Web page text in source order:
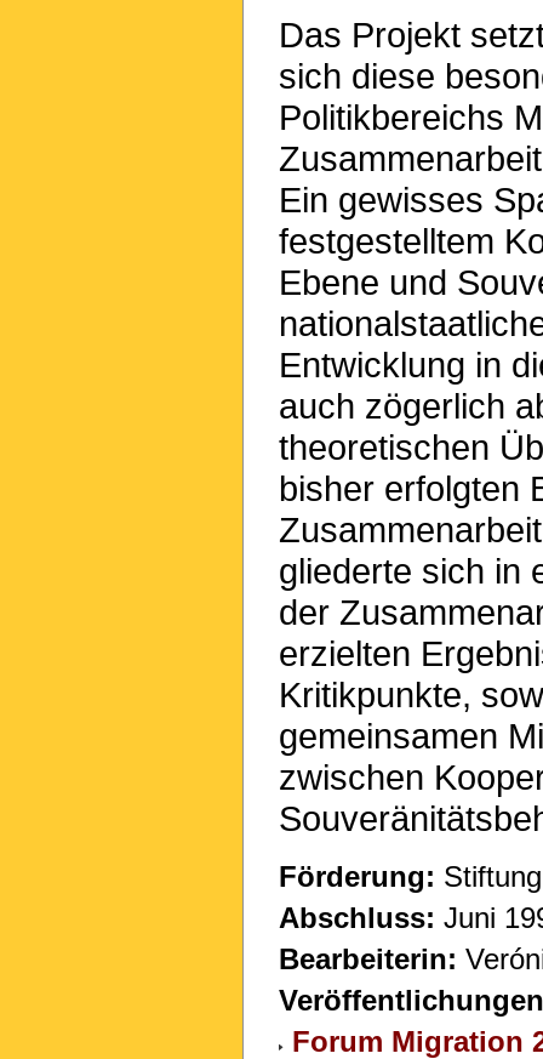
Das Projekt
sich diese
Politikbereichs
Ein gewisses
festgestelltem
Ebene und
Entwicklung in
auch zögerlich
theoretischen
bisher erfolgten
gliederte sich in
der
erzielten
Kritikpunkte,
gemeinsamen
zwischen
Förderung:
Abschluss: Juni
Bearbeiterin:
Forum Migration